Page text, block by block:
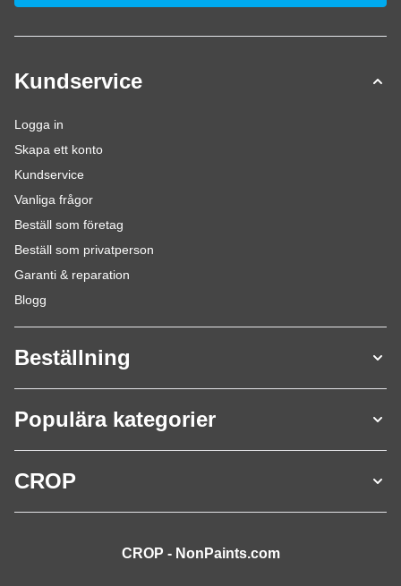
Kundservice
Logga in
Skapa ett konto
Kundservice
Vanliga frågor
Beställ som företag
Beställ som privatperson
Garanti & reparation
Blogg
Beställning
Populära kategorier
CROP
CROP - NonPaints.com